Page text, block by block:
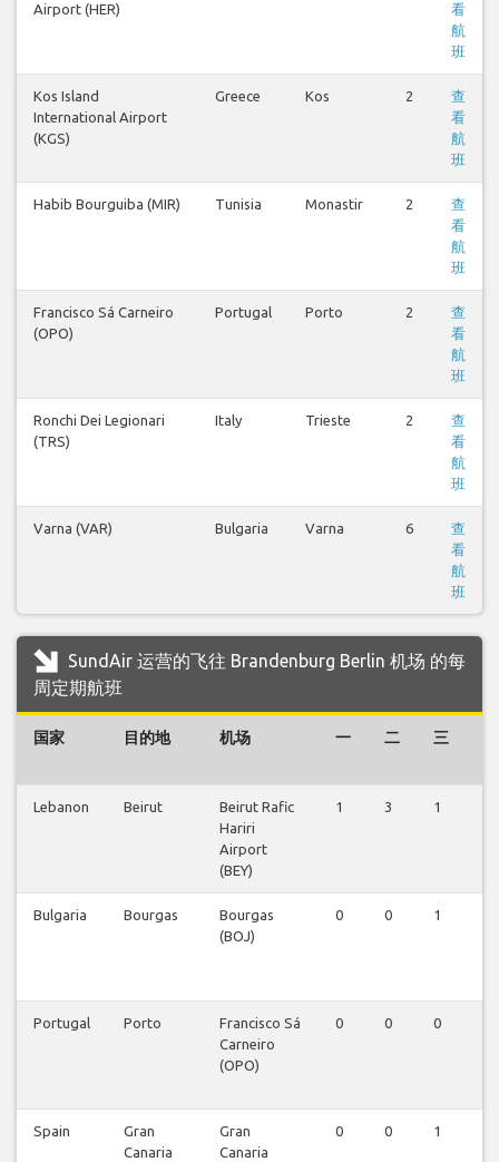
Airport (HER)
看
航
班
Kos Island
International Airport
(KGS)
Greece Kos 2
查
看
航
班
Habib Bourguiba (MIR) Tunisia Monastir 2
查
看
航
班
Francisco Sá Carneiro
(OPO)
Portugal Porto 2
查
看
航
班
Ronchi Dei Legionari
(TRS)
Italy Trieste 2
查
看
航
班
Varna (VAR) Bulgaria Varna 6
查
看
航
班
SundAir 运营的飞往 Brandenburg Berlin 机场 的每
周定期航班
国家 目的地 机场 一 二 三
Lebanon Beirut
Beirut Rafic
Hariri
Airport
(BEY)
1 3 1
Bulgaria Bourgas
Bourgas
(BOJ)
0 0 1
Portugal Porto
Francisco Sá
Carneiro
(OPO)
0 0 0
Spain
Gran
Canaria
Gran
Canaria
0 0 1